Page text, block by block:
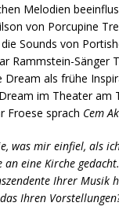
Melodien
von Porcupine
Sounds von
Rammstein-Sänger
Dream als frühe
im Theater am
Froese sprach Cem
was mir einfiel, als
an eine Kirche
Ihrer Musik
Ihren